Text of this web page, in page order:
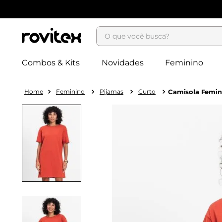
O que você busca?
Combos & Kits Novidades Feminino
Feminino Pijamas Curto Camisola